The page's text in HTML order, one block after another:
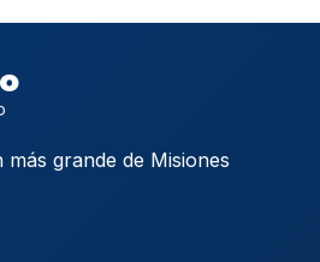
grande de Misiones